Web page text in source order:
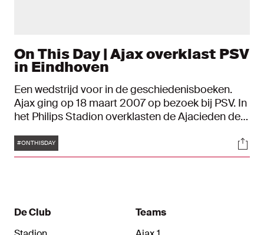
On This Day | Ajax overklast PSV
in Eindhoven
Een wedstrijd voor in de geschiedenisboeken.
Ajax ging op 18 maart 2007 op bezoek bij PSV. In
het Philips Stadion overklasten de Ajacieden de
Wesley Sneijder, Gabri en Kenneth Perez zorgden
er met hun treffers voor dat Ajax na negentig
Tags
#ONTHISDAY
De Club
Teams